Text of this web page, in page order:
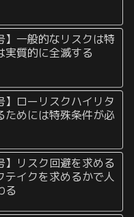
】一般的なリスクは特
実質的に全滅する
】ローリスクハイリタ
ためには特殊条件が必
】リスク回避を求める
テイクを求めるかで人
る